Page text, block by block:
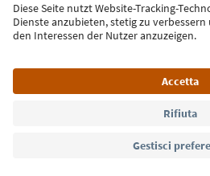
Iscriviti alla